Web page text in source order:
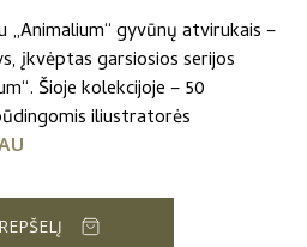
gyvūnų atvirukais –
įkvėptas garsiosios serijos
Šioje kolekcijoje – 50
iliustratorės